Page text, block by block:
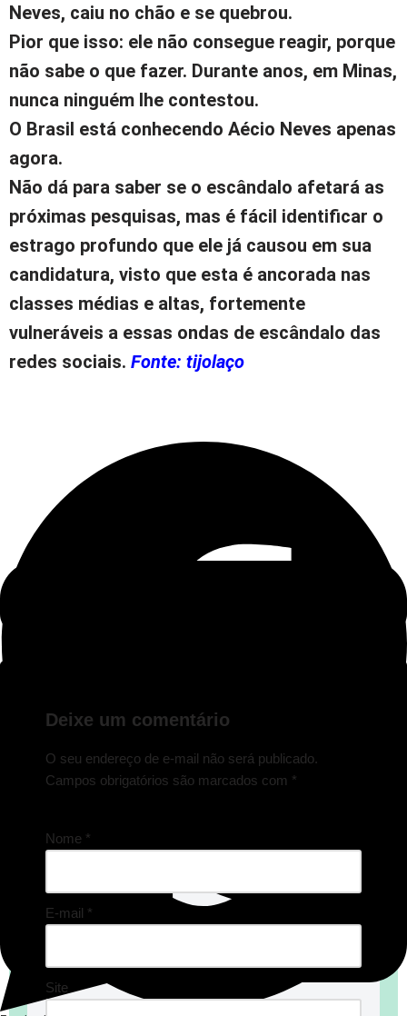
Neves, caiu no chão e se quebrou.
Pior que isso: ele não consegue reagir, porque
não sabe o que fazer. Durante anos, em Minas,
nunca ninguém lhe contestou.
O Brasil está conhecendo Aécio Neves apenas
agora.
Não dá para saber se o escândalo afetará as
próximas pesquisas, mas é fácil identificar o
estrago profundo que ele já causou em sua
candidatura, visto que esta é ancorada nas
classes médias e altas, fortemente
vulneráveis a essas ondas de escândalo das
redes sociais. Fonte: tijolaço
Deixe um comentário
O seu endereço de e-mail não será publicado.
Campos obrigatórios são marcados com *
Nome *
E-mail *
Site